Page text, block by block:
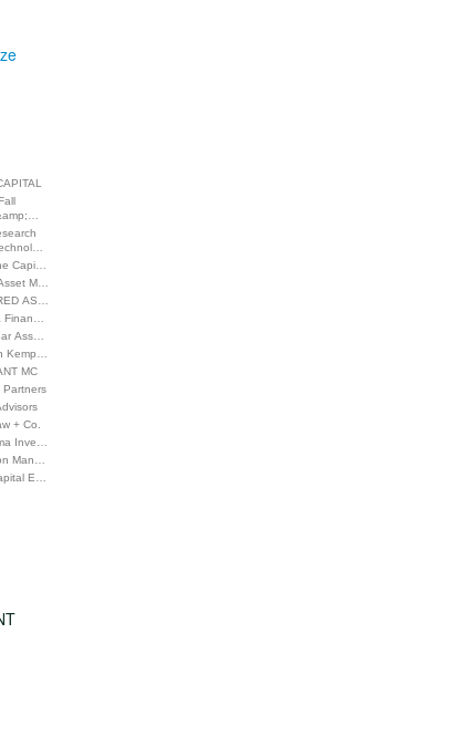
Capi…
M…
AS…
Finan…
Ass…
Kemp…
MC
Partners
+ Co.
Inve…
Man…
E…